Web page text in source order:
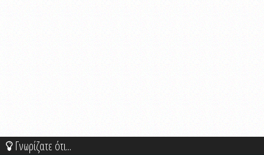
Γνωρίζατε ότι...